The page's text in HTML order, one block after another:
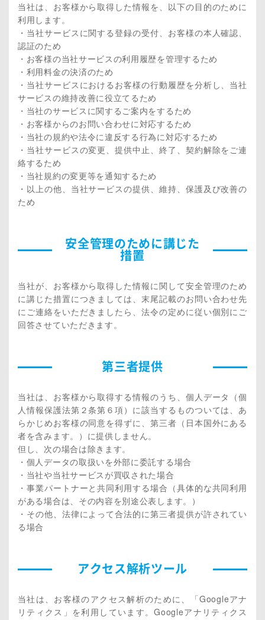
当社は、お客様から取得した情報を、以下の目的のために
利用します。
・当社サービスに関する登録の受付、お客様の本人確認、
認証のため
・お客様の当社サービスの利用履歴を管理するため
・利用料金の決済のため
・当社サービスにおけるお客様の行動履歴を分析し、当社
サービスの維持改善に役立てるため
・当社のサービスに関するご案内をするため
・お客様からのお問い合わせに対応するため
・当社の規約や法令に違反する行為に対応するため
・当社サービスの変更、提供中止、終了、契約解除をご連
絡するため
・当社規約の変更等を通知するため
・以上の他、当社サービスの提供、維持、保護及び改善の
ため
安全管理のために講じた
措置
当社が、お客様から取得した情報に関して安全管理のため
に講じた措置につきましては、末尾記載のお問い合わせ先
にご連絡をいただきましたら、法令の定めに従い個別にご
回答させていただきます。
第三者提供
当社は、お客様から取得する情報のうち、個人データ（個
人情報保護法第２条第６項）に該当するものついては、あ
らかじめお客様の同意を得ずに、第三者（日本国外にある
者を含みます。）に提供しません。
但し、次の場合は除きます。
・個人データの取扱いを外部に委託する場合
・当社や当社サービスが買収された場合
・事業パートナーと共同利用する場合（具体的な共同利用
がある場合は、その内容を別途公表します。）
・その他、法律によって合法的に第三者提供が許されてい
る場合
アクセス解析ツール
当社は、お客様のアクセス解析のために、「Googleアナ
リティクス」を利用しています。Googleアナリティクス